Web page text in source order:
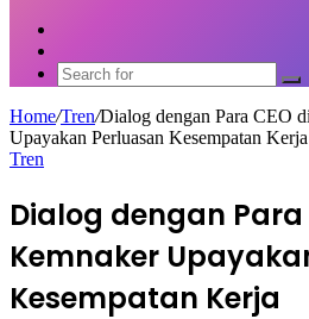
skin
for
Home/Tren/Dialog dengan Para CEO
Upayakan Perluasan Kesempatan Kerja
Tren
Dialog dengan Para
Kemnaker
Kesempatan Kerja